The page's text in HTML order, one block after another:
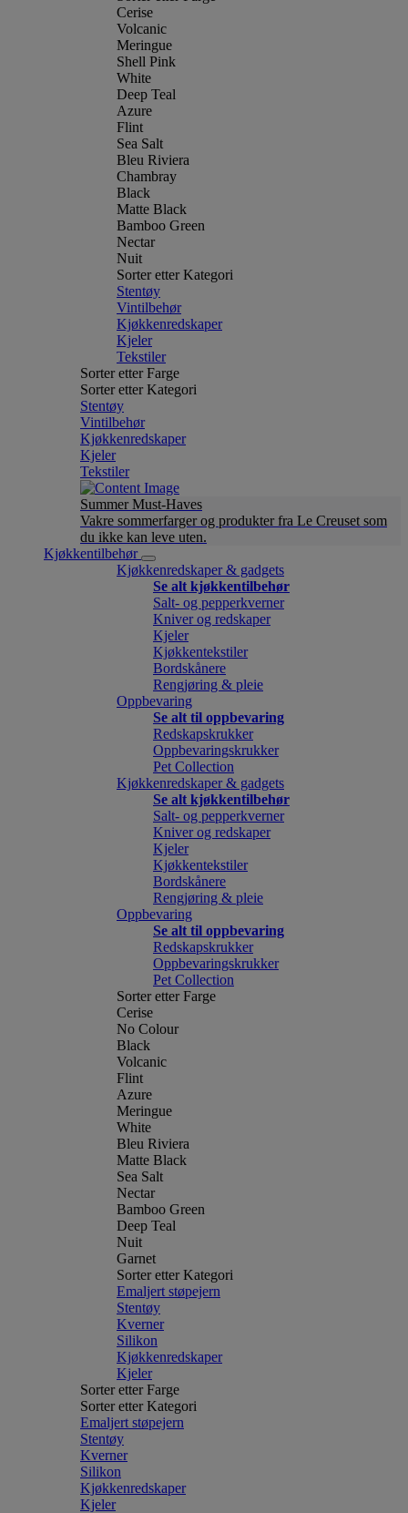
Cerise
Volcanic
Meringue
Shell Pink
White
Deep Teal
Azure
Flint
Sea Salt
Bleu Riviera
Chambray
Black
Matte Black
Bamboo Green
Nectar
Nuit
Sorter etter Kategori
Stentøy
Vintilbehør
Kjøkkenredskaper
Kjeler
Tekstiler
Sorter etter Farge
Sorter etter Kategori
Stentøy
Vintilbehør
Kjøkkenredskaper
Kjeler
Tekstiler
Summer Must-Haves
Vakre sommerfarger og produkter fra Le Creuset som
du ikke kan leve uten.
Kjøkkentilbehør
Kjøkkenredskaper & gadgets
Se alt kjøkkentilbehør
Salt- og pepperkverner
Kniver og redskaper
Kjeler
Kjøkkentekstiler
Bordskånere
Rengjøring & pleie
Oppbevaring
Se alt til oppbevaring
Redskapskrukker
Oppbevaringskrukker
Pet Collection
Kjøkkenredskaper & gadgets
Se alt kjøkkentilbehør
Salt- og pepperkverner
Kniver og redskaper
Kjeler
Kjøkkentekstiler
Bordskånere
Rengjøring & pleie
Oppbevaring
Se alt til oppbevaring
Redskapskrukker
Oppbevaringskrukker
Pet Collection
Sorter etter Farge
Cerise
No Colour
Black
Volcanic
Flint
Azure
Meringue
White
Bleu Riviera
Matte Black
Sea Salt
Nectar
Bamboo Green
Deep Teal
Nuit
Garnet
Sorter etter Kategori
Emaljert støpejern
Stentøy
Kverner
Silikon
Kjøkkenredskaper
Kjeler
Sorter etter Farge
Sorter etter Kategori
Emaljert støpejern
Stentøy
Kverner
Silikon
Kjøkkenredskaper
Kjeler